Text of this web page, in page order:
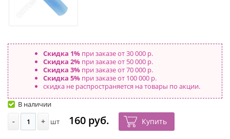
Скидка 1%при заказе от 30 000 р.
Скидка 2%при заказе от 50 000 р.
Скидка 3%при заказе от 70 000 р.
Скидка 5%при заказе от 100 000 р.
скидка не распространяется на товары по акции.
В наличии
- + шт 160 руб. Купить